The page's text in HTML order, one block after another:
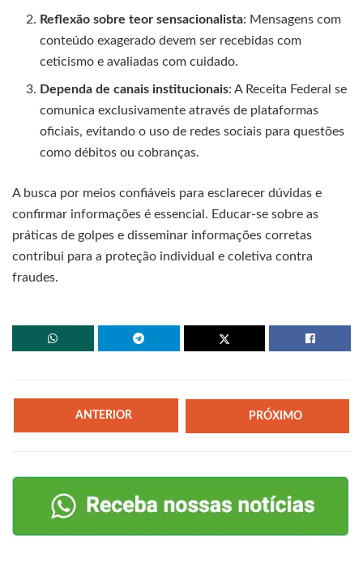
Reflexão sobre teor sensacionalista: Mensagens com
conteúdo exagerado devem ser recebidas com
ceticismo e avaliadas com cuidado.
Dependa de canais institucionais: A Receita Federal se
comunica exclusivamente através de plataformas
oficiais, evitando o uso de redes sociais para questões
como débitos ou cobranças.
A busca por meios confiáveis para esclarecer dúvidas e
confirmar informações é essencial. Educar-se sobre as
práticas de golpes e disseminar informações corretas
contribui para a proteção individual e coletiva contra
fraudes.
ANTERIOR PRÓXIMO